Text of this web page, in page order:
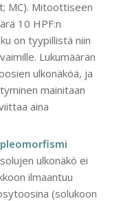
MC). Mitoottiseen
10 HPF:n
on tyypillistä niin
Lukumäärän
ulkonäköä, ja
mainitaan
aina
ulkonäkö ei
ilmaantuu
(solukoon